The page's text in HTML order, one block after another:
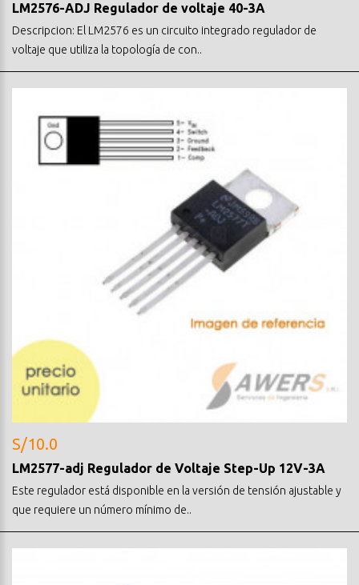
LM2576-ADJ Regulador de voltaje 40-3A
Descripcion: El LM2576 es un circuito integrado regulador de
voltaje que utiliza la topología de con..
S/10.0
LM2577-adj Regulador de Voltaje Step-Up 12V-3A
Este regulador está disponible en la versión de tensión ajustable y
que requiere un número mínimo de..